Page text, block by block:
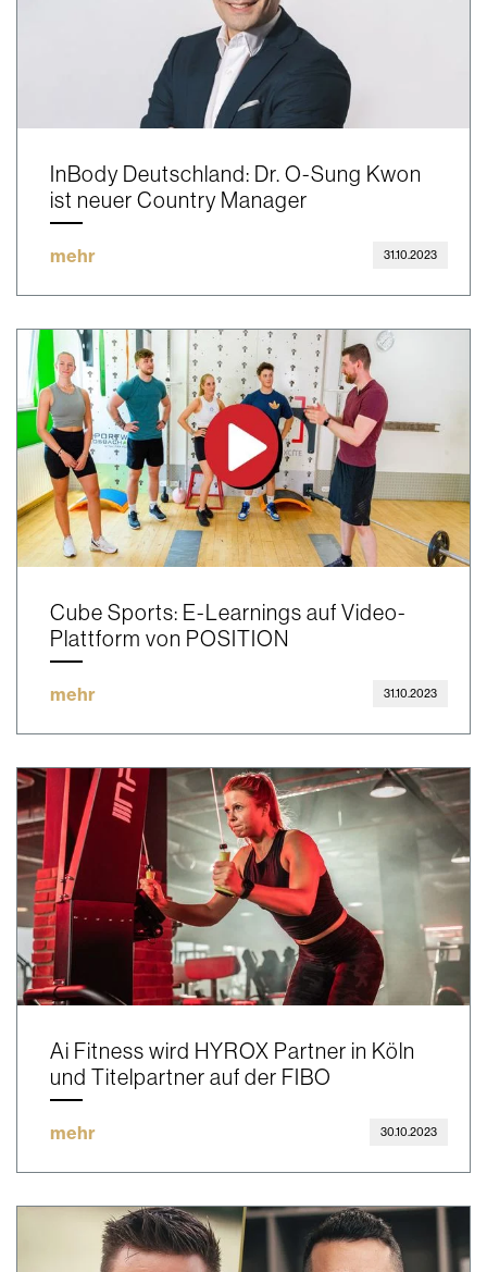
InBody Deutschland: Dr. O-Sung Kwon
ist neuer Country Manager
mehr 31.10.2023
Cube Sports: E-Learnings auf Video-
Plattform von POSITION
mehr 31.10.2023
Ai Fitness wird HYROX Partner in Köln
und Titelpartner auf der FIBO
mehr 30.10.2023